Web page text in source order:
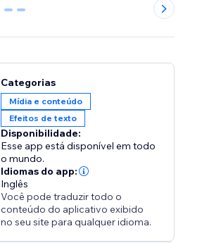
1 2
Categorias
Mídia e conteúdo
Efeitos de texto
Disponibilidade:
Esse app está disponível em todo
o mundo.
Idiomas do app:
Inglês
Você pode traduzir todo o
conteúdo do aplicativo exibido
no seu site para qualquer idioma.